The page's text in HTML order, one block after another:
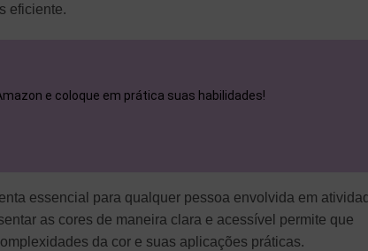
eficiente.
e coloque em prática suas habilidades!
essencial para qualquer pessoa envolvida em
as cores de maneira clara e acessível permite que
da cor e suas aplicações práticas.